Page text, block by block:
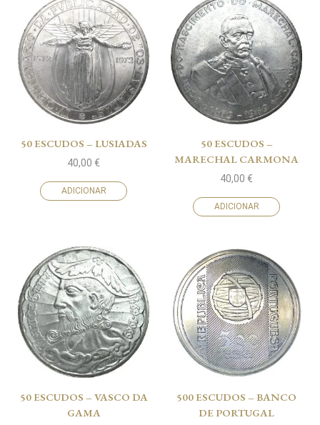
50 ESCUDOS – LUSIADAS
40,00 €
ADICIONAR
50 ESCUDOS –
MARECHAL CARMONA
40,00 €
ADICIONAR
50 ESCUDOS – VASCO DA
GAMA
500 ESCUDOS – BANCO
DE PORTUGAL